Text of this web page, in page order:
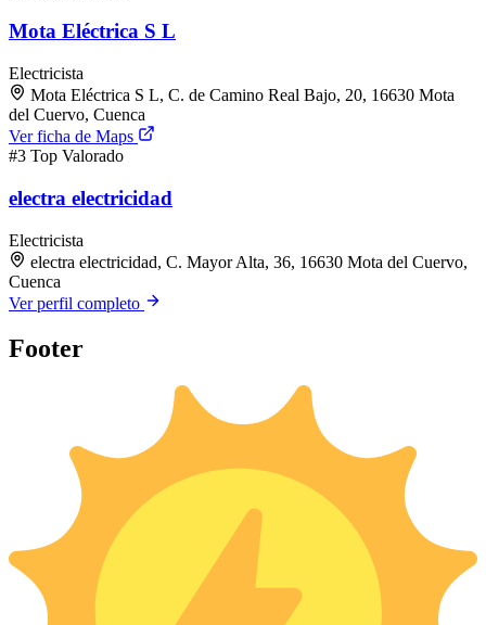
Mota Eléctrica S L
Electricista
Mota Eléctrica S L, C. de Camino Real Bajo, 20, 16630 Mota
del Cuervo, Cuenca
Ver ficha de Maps
#3 Top Valorado
electra electricidad
Electricista
electra electricidad, C. Mayor Alta, 36, 16630 Mota del Cuervo,
Cuenca
Ver perfil completo
Footer